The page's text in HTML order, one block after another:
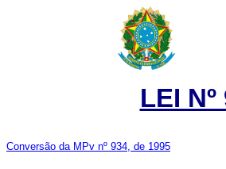
LEI
Conversão da MPv nº 934, de 1995